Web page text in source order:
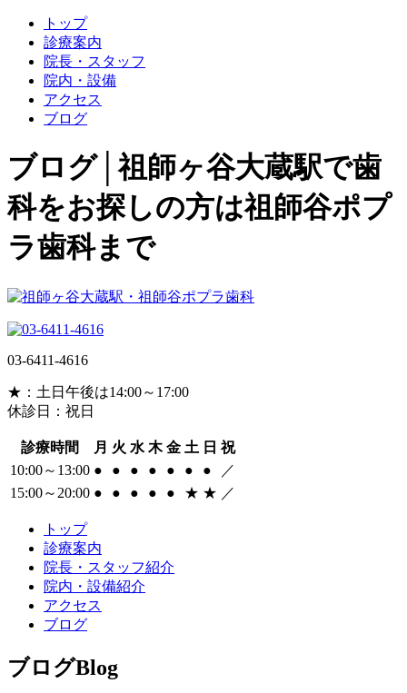
トップ
診療案内
院長・スタッフ
院内・設備
アクセス
ブログ
ブログ│祖師ヶ谷大蔵駅で歯
科をお探しの方は祖師谷ポプ
ラ歯科まで
03-6411-4616
★：土日午後は14:00～17:00
休診日：祝日
診療時間 月 火 水 木 金 土 日 祝
10:00～13:00 ● ● ● ● ● ● ●
／
15:00～20:00 ● ● ● ● ● ★ ★ ／
トップ
診療案内
院長・スタッフ紹介
院内・設備紹介
アクセス
ブログ
ブログBlog